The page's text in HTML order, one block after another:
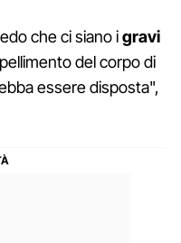
che ci siano igravi
del corpo di
essere disposta",